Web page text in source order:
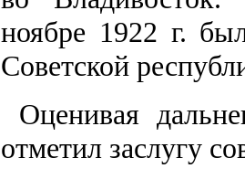
ноябре 1922 г.
Советской
Оценивая
отметил заслугу